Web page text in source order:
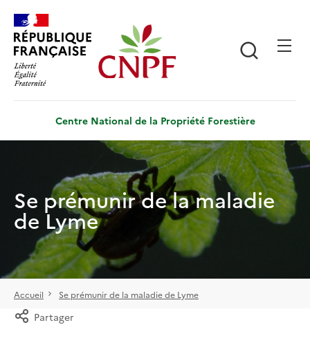
contenu
principal
Centre National de la Propriété Forestière
Se prémunir de la maladie
de Lyme
Accueil Se prémunir de la maladie de Lyme
Partager